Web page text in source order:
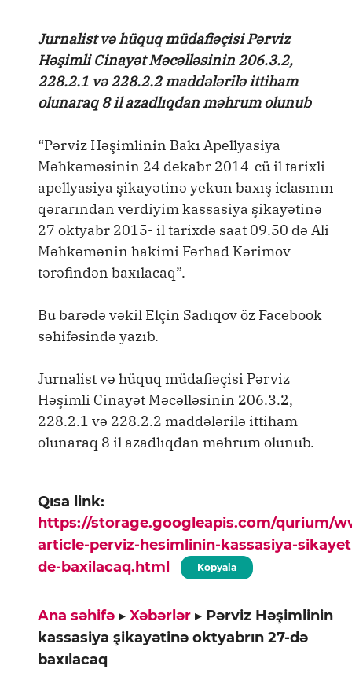
Jurnalist və hüquq müdafiəçisi Pərviz
Həşimli Cinayət Məcəlləsinin 206.3.2,
228.2.1 və 228.2.2 maddələrilə ittiham
olunaraq 8 il azadlıqdan məhrum olunub
“Pərviz Həşimlinin Bakı Apellyasiya
Məhkəməsinin 24 dekabr 2014-cü il tarixli
apellyasiya şikayətinə yekun baxış iclasının
qərarından verdiyim kassasiya şikayətinə
27 oktyabr 2015- il tarixdə saat 09.50 də Ali
Məhkəmənin hakimi Fərhad Kərimov
tərəfindən baxılacaq”.
Bu barədə vəkil Elçin Sadıqov öz Facebook
səhifəsində yazıb.
Jurnalist və hüquq müdafiəçisi Pərviz
Həşimli Cinayət Məcəlləsinin 206.3.2,
228.2.1 və 228.2.2 maddələrilə ittiham
olunaraq 8 il azadlıqdan məhrum olunub.
Qısa link:
https://storage.googleapis.com/qurium/
article-perviz-hesimlinin-kassasiya-
de-baxilacaq.html
Kopyala
Ana səhifə ▸ Xəbərlər ▸ Pərviz Həşimlinin
kassasiya şikayətinə oktyabrın 27-də
baxılacaq